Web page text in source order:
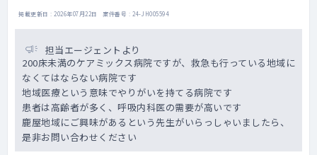
掲載更新日 : 2026年07月22日 案件番号 : 24-JH005594
担当エージェントより
200床未満のケアミックス病院ですが、救急も行っている地域に
なくてはならない病院です
地域医療という意味でやりがいを持てる病院です
患者は高齢者が多く、呼吸内科医の需要が高いです
鹿屋地域にご興味があるという先生がいらっしゃいましたら、
是非お問い合わせください